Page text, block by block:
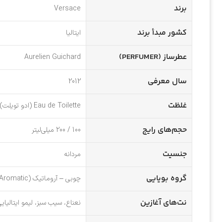
برند Versace
کشور مبدأ برند ایتالیا
عطرساز (PERFUMER) Aurelien Guichard
سال معرفی 2012
غلظت Eau de Toilette (ادو تویلت)
حجم‌های رایج 100 / 200 میلی‌لیتر
جنسیت مردانه
گروه بویایی چوبی – آروماتیک (Woody Aromatic)
نت‌های آغازین نعناع، سیب سبز، لیمو